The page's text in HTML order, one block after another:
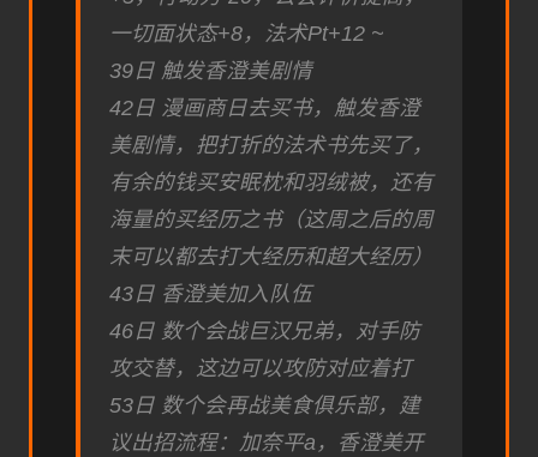
一切面状态+8，法术Pt+12 ~
39日 触发香澄美剧情
42日 漫画商日去买书，触发香澄
美剧情，把打折的法术书先买了，
有余的钱买安眠枕和羽绒被，还有
海量的买经历之书（这周之后的周
末可以都去打大经历和超大经历）
43日 香澄美加入队伍
46日 数个会战巨汉兄弟，对手防
攻交替，这边可以攻防对应着打
53日 数个会再战美食俱乐部，建
议出招流程：加奈平a，香澄美开